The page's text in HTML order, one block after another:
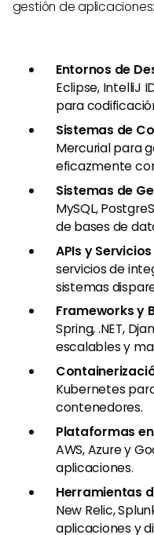
gestión de aplicaciones:
Entornos de
Eclipse, IntelliJ
para
Sistemas de
Mercurial para
eficazmente
Sistemas de
MySQL,
de bases de
APIs y
servicios de
sistemas
Frameworks y
Spring, .NET,
escalables y
Kubernetes
contenedores.
Plataformas
AWS, Azure y
aplicaciones.
Herramientas
New Relic,
aplicaciones y